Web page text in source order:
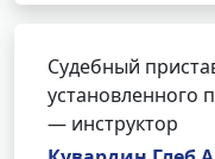
Судебный
установленного
— инструктор